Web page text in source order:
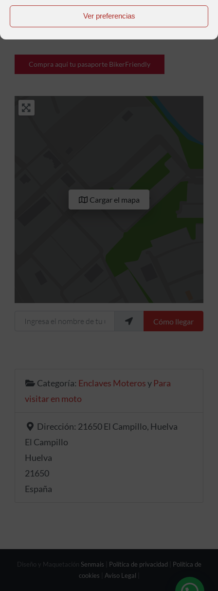
Ver preferencias
Anterior Siguiente
Compra aquí tu pasaporte BikerFriendly
Cargar el mapa
Ingresa el nombre de tu ubicación Cómo llegar
Categoría: Enclaves Moterosy Para
visitar en moto
Dirección: 21650 El Campillo, Huelva
El Campillo
Huelva
21650
España
Diseño y Maquetación Senmais Política de privacidad
Política de
cookies
Aviso Legal